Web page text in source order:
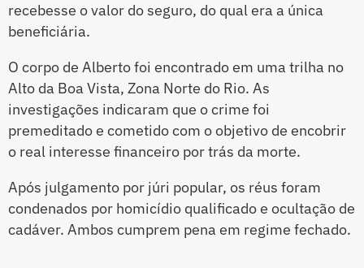
recebesse o valor do seguro, do qual era a única
beneficiária.
O corpo de Alberto foi encontrado em uma trilha no
Alto da Boa Vista, Zona Norte do Rio. As
investigações indicaram que o crime foi
premeditado e cometido com o objetivo de encobrir
o real interesse financeiro por trás da morte.
Após julgamento por júri popular, os réus foram
condenados por homicídio qualificado e ocultação de
cadáver. Ambos cumprem pena em regime fechado.